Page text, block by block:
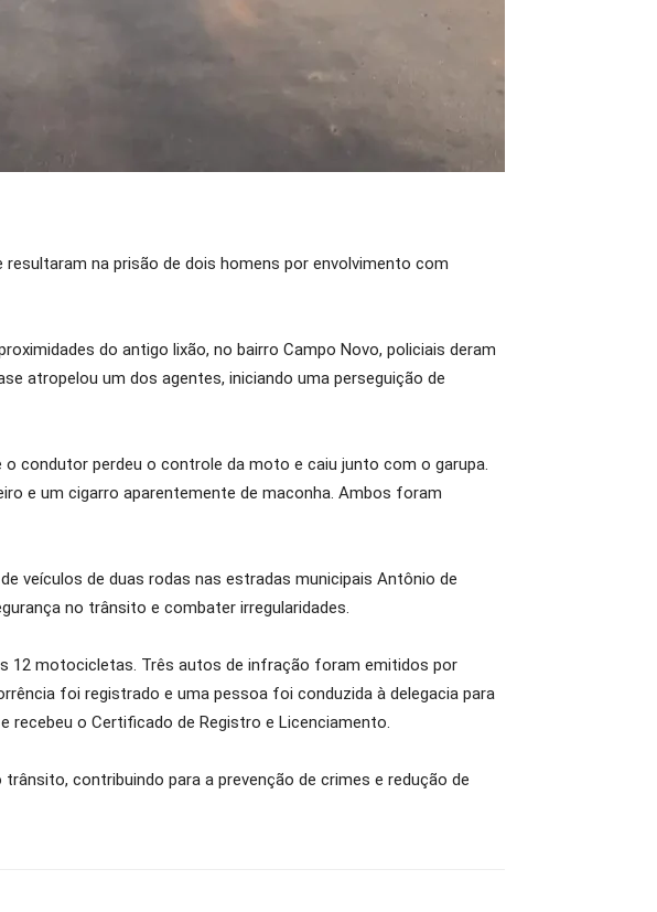
na prisão de dois homens por envolvimento com
do antigo lixão, no bairro Campo Novo, policiais deram
atropelou um dos agentes, iniciando uma perseguição de
condutor perdeu o controle da moto e caiu junto com o garupa.
e um cigarro aparentemente de maconha. Ambos foram
veículos de duas rodas nas estradas municipais Antônio de
no trânsito e combater irregularidades.
12 motocicletas. Três autos de infração foram emitidos por
foi registrado e uma pessoa foi conduzida à delegacia para
recebeu o Certificado de Registro e Licenciamento.
contribuindo para a prevenção de crimes e redução de